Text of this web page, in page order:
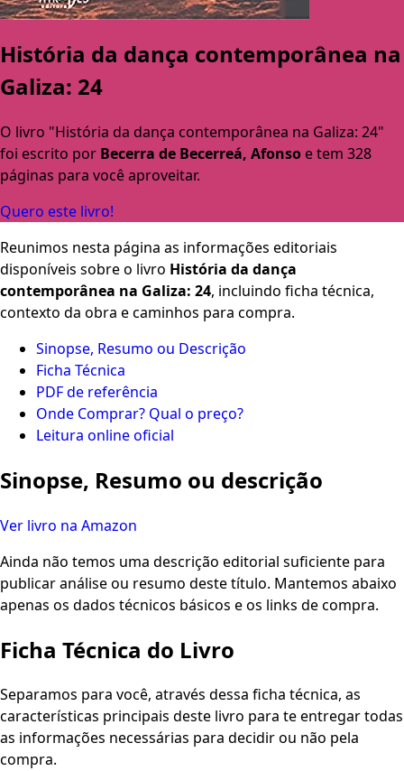
História da dança contemporânea na
Galiza: 24
O livro "História da dança contemporânea na Galiza: 24"
foi escrito por Becerra de Becerreá, Afonso e tem 328
páginas para você aproveitar.
Quero este livro!
Reunimos nesta página as informações editoriais
disponíveis sobre o livro História da dança
contemporânea na Galiza: 24, incluindo ficha técnica,
contexto da obra e caminhos para compra.
Sinopse, Resumo ou Descrição
Ficha Técnica
PDF de referência
Onde Comprar? Qual o preço?
Leitura online oficial
Sinopse, Resumo ou descrição
Ver livro na Amazon
Ainda não temos uma descrição editorial suficiente para
publicar análise ou resumo deste título. Mantemos abaixo
apenas os dados técnicos básicos e os links de compra.
Ficha Técnica do Livro
Separamos para você, através dessa ficha técnica, as
características principais deste livro para te entregar todas
as informações necessárias para decidir ou não pela
compra.